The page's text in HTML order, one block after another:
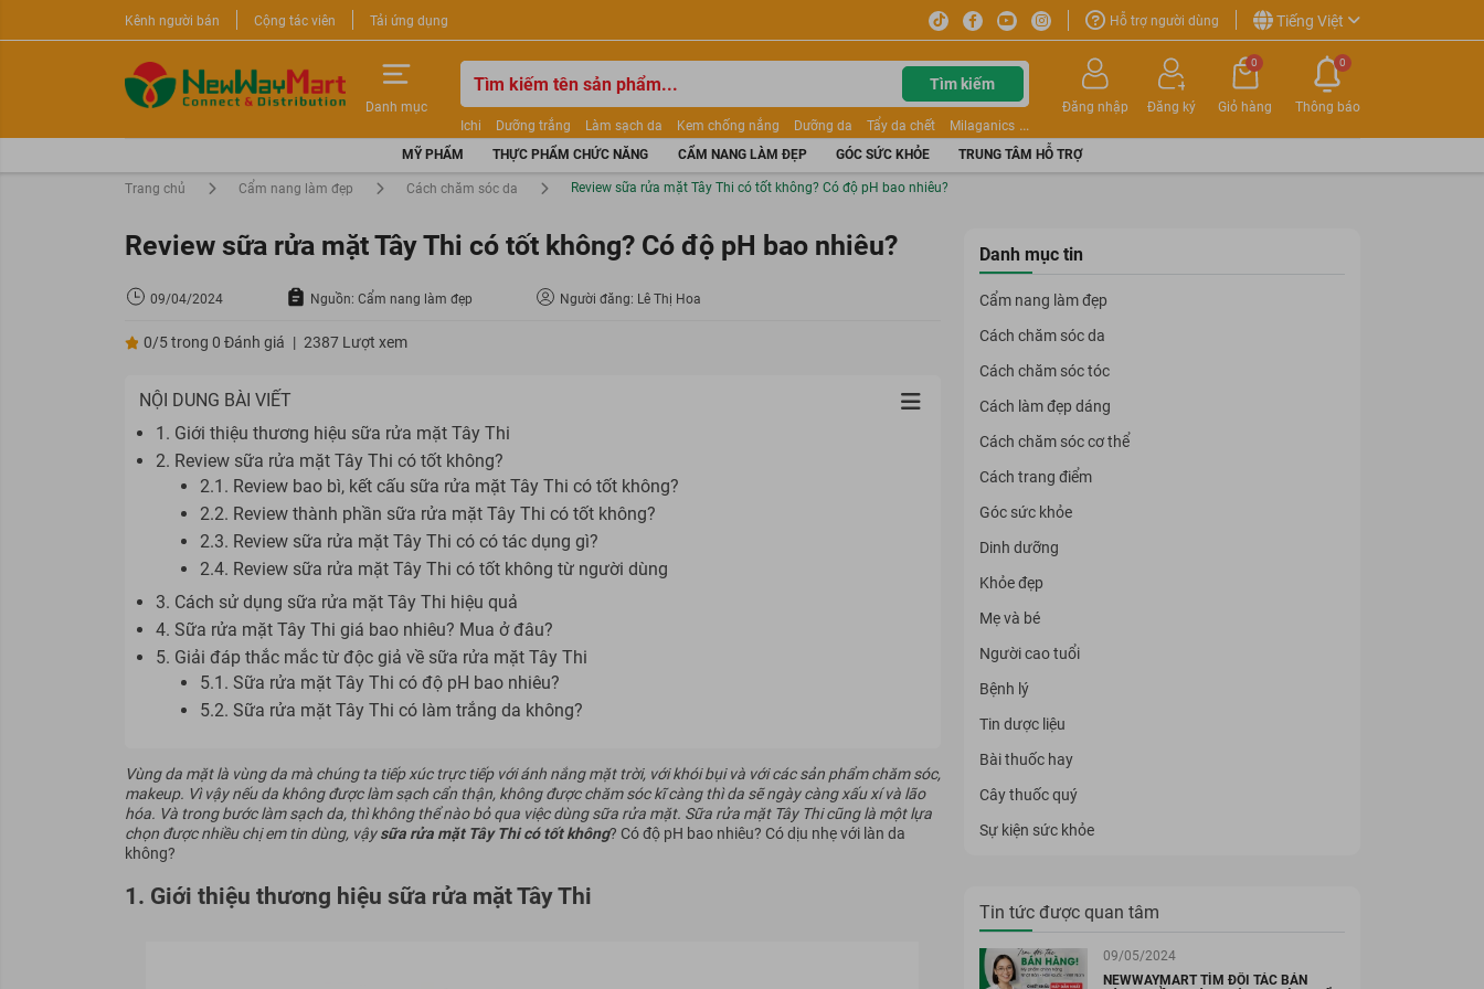
Kênh người bán Cộng tác viên Tải ứng dụng Hỗ trợ người dùng Tiếng Việt
Danh mục
Tìm kiếm
Ichi Dưỡng trắng Làm sạch da Kem chống nắng Dưỡng da Tẩy da chết
Milaganics
Nước tẩy trang
Kem trang điểm Dưỡng trắng Dior Mỹ phẩm Mặt nạ
Tinh chất
Sữa rửa mặt
Đăng nhập Đăng ký
0
Giỏ hàng Thông báo
0
MỸ PHẨM THỰC PHẨM CHỨC NĂNG CẨM NANG LÀM ĐẸP GÓC SỨC KHỎE TRUNG TÂM HỖ TRỢ
Trang chủ Cẩm nang làm đẹp Cách chăm sóc da Review sữa rửa mặt Tây Thi có tốt không? Có độ pH bao nhiêu?
Review sữa rửa mặt Tây Thi có tốt không? Có độ pH bao nhiêu?
09/04/2024 Nguồn: Cẩm nang làm đẹp Người đăng: Lê Thị Hoa
0/5 trong 0 Đánh giá | 2387 Lượt xem
NỘI DUNG BÀI VIẾT
1. Giới thiệu thương hiệu sữa rửa mặt Tây Thi
2. Review sữa rửa mặt Tây Thi có tốt không?
2.1. Review bao bì, kết cấu sữa rửa mặt Tây Thi có tốt không?
2.2. Review thành phần sữa rửa mặt Tây Thi có tốt không?
2.3. Review sữa rửa mặt Tây Thi có có tác dụng gì?
2.4. Review sữa rửa mặt Tây Thi có tốt không từ người dùng
3. Cách sử dụng sữa rửa mặt Tây Thi hiệu quả
4. Sữa rửa mặt Tây Thi giá bao nhiêu? Mua ở đâu?
5. Giải đáp thắc mắc từ độc giả về sữa rửa mặt Tây Thi
5.1. Sữa rửa mặt Tây Thi có độ pH bao nhiêu?
5.2. Sữa rửa mặt Tây Thi có làm trắng da không?
Vùng da mặt là vùng da mà chúng ta tiếp xúc trực tiếp với ánh nắng mặt trời, với khói bụi và với các sản phẩm chăm sóc,
makeup. Vì vậy nếu da không được làm sạch cẩn thận, không được chăm sóc kĩ càng thì da sẽ ngày càng xấu xí và lão
hóa. Và trong bước làm sạch da, thì không thể nào bỏ qua việc dùng sữa rửa mặt. Sữa rửa mặt Tây Thi cũng là một lựa
chọn được nhiều chị em tin dùng, vậysữa rửa mặt Tây Thi có tốt không? Có độ pH bao nhiêu? Có dịu nhẹ với làn da
không?
1. Giới thiệu thương hiệu sữa rửa mặt Tây Thi
Danh mục tin
Cẩm nang làm đẹp
Cách chăm sóc da
Cách chăm sóc tóc
Cách làm đẹp dáng
Cách chăm sóc cơ thể
Cách trang điểm
Góc sức khỏe
Dinh dưỡng
Khỏe đẹp
Mẹ và bé
Người cao tuổi
Bệnh lý
Tin dược liệu
Bài thuốc hay
Cây thuốc quý
Sự kiện sức khỏe
Tin tức được quan tâm
09/05/2024
NEWWAYMART TÌM ĐỐI TÁC BÁN